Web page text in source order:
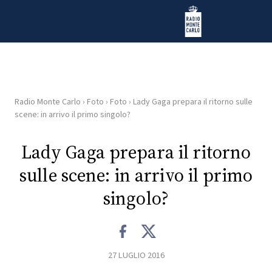
Radio Monte Carlo
HOME
RADIO
WEB
Radio Monte Carlo › Foto › Foto › Lady Gaga prepara il ritorno sulle
scene: in arrivo il primo singolo?
Lady Gaga prepara il ritorno
sulle scene: in arrivo il primo
singolo?
27 LUGLIO 2016